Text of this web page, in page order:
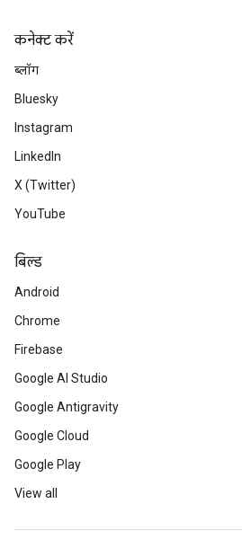
कनेक्ट करें
ब्लॉग
Bluesky
Instagram
LinkedIn
X (Twitter)
YouTube
बिल्ड
Android
Chrome
Firebase
Google AI Studio
Google Antigravity
Google Cloud
Google Play
View all